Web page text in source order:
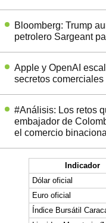
Bloomberg: Trump
petrolero Sargeant
Apple y OpenAI
secretos comerciales
#Análisis: Los retos
embajador de
el comercio binacional
Indicador
Dólar oficial
Euro oficial
Índice Bursátil